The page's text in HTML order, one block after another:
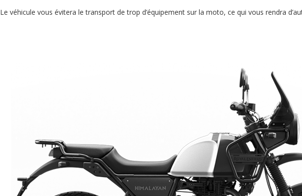
Le véhicule vous évitera le transport de trop d’équipement sur la moto, ce qui vous rendra